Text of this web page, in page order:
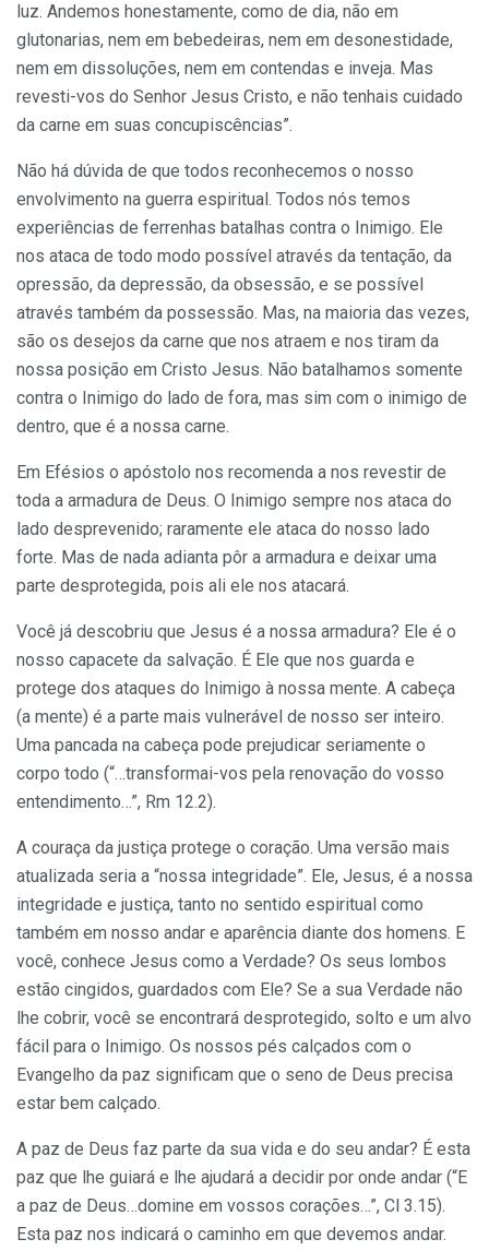
luz. Andemos honestamente, como de dia, não em
glutonarias, nem em bebedeiras, nem em desonestidade,
nem em dissoluções, nem em conten­das e inveja. Mas
revesti-vos do Senhor Jesus Cristo, e não tenhais cuida­do
da carne em suas concupiscências”.
Não há dúvida de que todos reconhecemos o nosso
envolvimento na guerra espiritual. Todos nós temos
experiências de ferrenhas batalhas contra o Inimigo. Ele
nos ataca de todo modo possível através da tentação, da
opressão, da depressão, da obsessão, e se possível
através tam­bém da possessão. Mas, na maioria das vezes,
são os desejos da carne que nos atraem e nos tiram da
nossa posição em Cristo Jesus. Não batalhamos somente
contra o Inimigo do lado de fora, mas sim com o inimigo de
dentro, que é a nossa carne.
Em Efésios o apóstolo nos recomenda a nos revestir de
toda a armadura de Deus. O Inimigo sempre nos ataca do
lado desprevenido; rara­mente ele ataca do nosso lado
forte. Mas de nada adianta pôr a armadura e deixar uma
parte desprotegida, pois ali ele nos atacará.
Você já descobriu que Jesus é a nossa armadura? Ele é o
nosso capacete da salvação. É Ele que nos guarda e
protege dos ataques do Inimigo à nossa mente. A cabeça
(a mente) é a parte mais vulnerável de nosso ser inteiro.
Uma pancada na cabeça pode prejudicar seriamente o
corpo todo (“…transformai-vos pela renovação do vosso
entendimento…”, Rm 12.2).
A couraça da justiça protege o coração. Uma versão mais
atualizada seria a “nossa integridade”. Ele, Jesus, é a nossa
integridade e justiça, tanto no sentido espiritual como
também em nosso andar e aparência diante dos homens. E
você, conhece Jesus como a Verdade? Os seus lombos
estão cingidos, guardados com Ele? Se a sua Verdade não
lhe cobrir, você se encontrará desprotegido, solto e um alvo
fácil para o Inimigo. Os nossos pés calçados com o
Evangelho da paz significam que o seno de Deus precisa
estar bem calçado.
A paz de Deus faz parte da sua vida e do seu andar? É esta
paz que lhe guiará e lhe ajudará a decidir por onde andar (“E
a paz de Deus…domine em vossos corações…”, Cl 3.15).
Esta paz nos indicará o caminho em que devemos andar.